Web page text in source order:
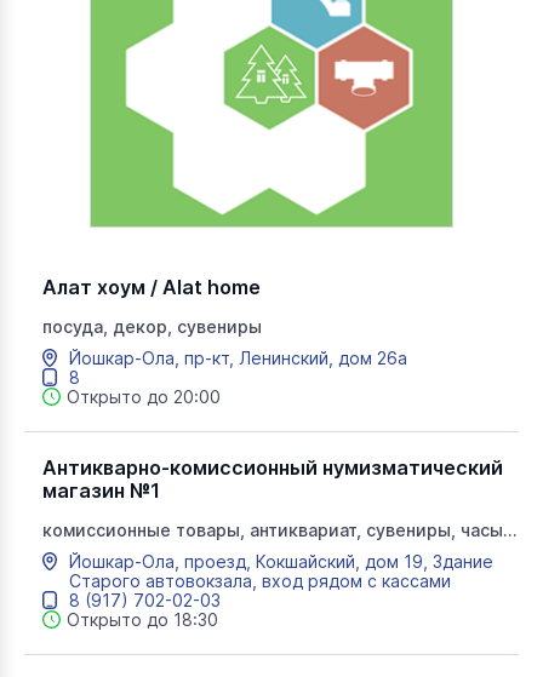
Алат хоум / Alat home
посуда, декор, сувениры
Йошкар-Ола, пр-кт, Ленинский, дом 26а
8
Открыто до 20:00
Антикварно-комиссионный нумизматический
магазин №1
комиссионные товары, антиквариат, сувениры, часы,
монеты, значки, жетоны, оловянные солдатики,
фототовары, книги, игрушки
Йошкар-Ола, проезд, Кокшайский, дом 19, Здание
Старого автовокзала, вход рядом с кассами
8 (917) 702-02-03
Открыто до 18:30